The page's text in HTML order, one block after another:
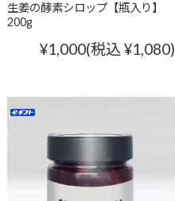
生姜の酵素シロップ【瓶入り】
200g
¥1,000(税込 ¥1,080)